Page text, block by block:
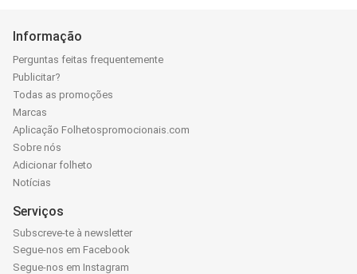
Informação
Perguntas feitas frequentemente
Publicitar?
Todas as promoções
Marcas
Aplicação Folhetospromocionais.com
Sobre nós
Adicionar folheto
Notícias
Serviços
Subscreve-te à newsletter
Segue-nos em Facebook
Segue-nos em Instagram